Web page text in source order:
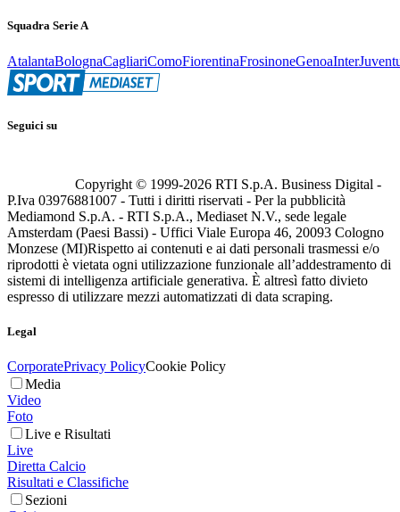
Squadra Serie A
AtalantaBolognaCagliariComoFiorentinaFrosinoneGenoaInter
Seguici su
Copyright © 1999-2026 RTI S.p.A. Business Digital -
P.Iva 03976881007 - Tutti i diritti riservati - Per la pubblicità
Mediamond S.p.A. - RTI S.p.A., Mediaset N.V., sede legale
Amsterdam (Paesi Bassi) - Uffici Viale Europa 46, 20093 Cologno
Monzese (MI)Rispetto ai contenuti e ai dati personali trasmessi e/o
riprodotti è vietata ogni utilizzazione funzionale all’addestramento di
sistemi di intelligenza artificiale generativa. È altresì fatto divieto
espresso di utilizzare mezzi automatizzati di data scraping.
Legal
CorporatePrivacy PolicyCookie Policy
Media
Video
Foto
Live e Risultati
Live
Diretta Calcio
Risultati e Classifiche
Sezioni